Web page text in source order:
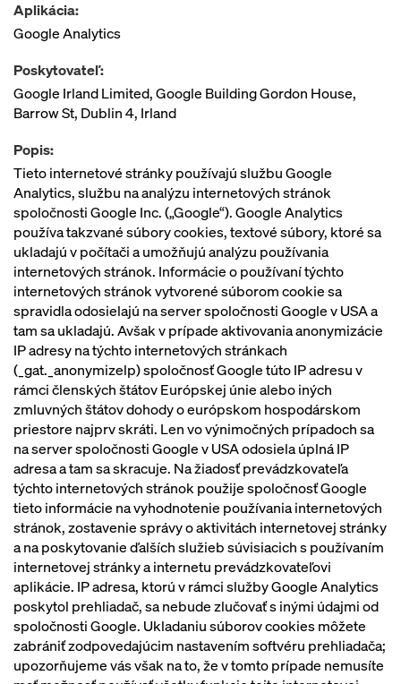
Aplikácia:
Google Analytics
Poskytovateľ:
Google Irland Limited, Google Building Gordon House,
Barrow St, Dublin 4, Irland
Popis:
Tieto internetové stránky používajú službu Google
Analytics, službu na analýzu internetových stránok
spoločnosti Google Inc. („Google“). Google Analytics
používa takzvané súbory cookies, textové súbory, ktoré sa
ukladajú v počítači a umožňujú analýzu používania
internetových stránok. Informácie o používaní týchto
internetových stránok vytvorené súborom cookie sa
spravidla odosielajú na server spoločnosti Google v USA a
tam sa ukladajú. Avšak v prípade aktivovania anonymizácie
IP adresy na týchto internetových stránkach
(_gat._anonymizelp) spoločnosť Google túto IP adresu v
rámci členských štátov Európskej únie alebo iných
zmluvných štátov dohody o európskom hospodárskom
priestore najprv skráti. Len vo výnimočných prípadoch sa
na server spoločnosti Google v USA odosiela úplná IP
adresa a tam sa skracuje. Na žiadosť prevádzkovateľa
týchto internetových stránok použije spoločnosť Google
tieto informácie na vyhodnotenie používania internetových
stránok, zostavenie správy o aktivitách internetovej stránky
a na poskytovanie ďalších služieb súvisiacich s používaním
internetovej stránky a internetu prevádzkovateľovi
aplikácie. IP adresa, ktorú v rámci služby Google Analytics
poskytol prehliadač, sa nebude zlučovať s inými údajmi od
spoločnosti Google. Ukladaniu súborov cookies môžete
zabrániť zodpovedajúcim nastavením softvéru prehliadača;
upozorňujeme vás však na to, že v tomto prípade nemusíte